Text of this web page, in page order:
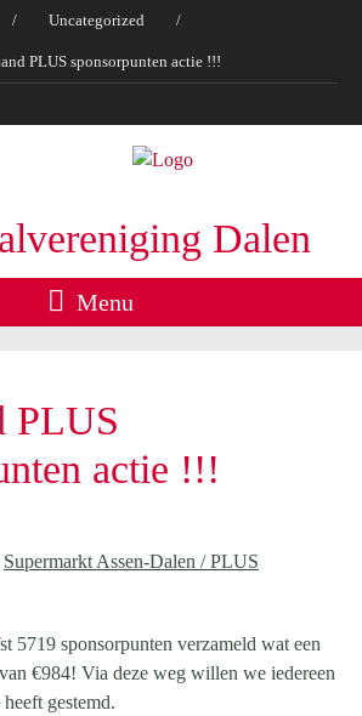
/ Uncategorized /
PLUS sponsorpunten actie !!!
Dalen
Menu
PLUS
actie !!!
Supermarkt Assen-Dalen / PLUS
5719 sponsorpunten verzameld wat een
€984! Via deze weg willen we iedereen
gestemd.